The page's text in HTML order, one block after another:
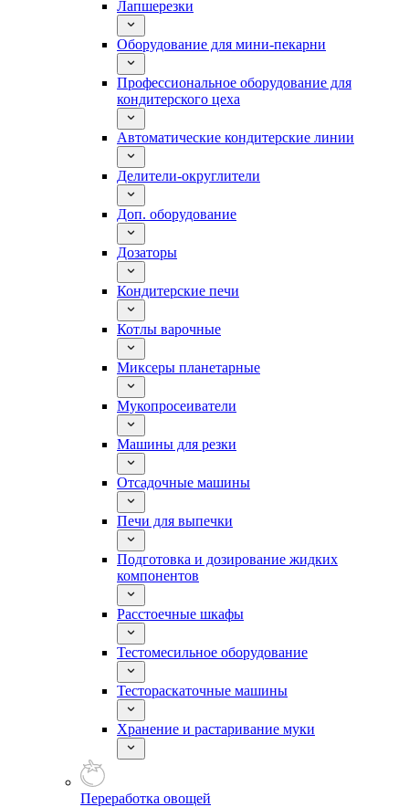
Лапшерезки
Оборудование для мини-пекарни
Профессиональное оборудование для
кондитерского цеха
Автоматические кондитерские линии
Делители-округлители
Доп. оборудование
Дозаторы
Кондитерские печи
Котлы варочные
Миксеры планетарные
Мукопросеиватели
Машины для резки
Отсадочные машины
Печи для выпечки
Подготовка и дозирование жидких
компонентов
Расстоечные шкафы
Тестомесильное оборудование
Тестораскаточные машины
Хранение и растаривание муки
Переработка овощей